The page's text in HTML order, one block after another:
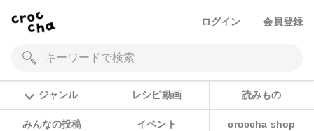
ログイン 会員登録
ジャンル レシピ動画 読みもの
みんなの投稿 イベント croccha shop